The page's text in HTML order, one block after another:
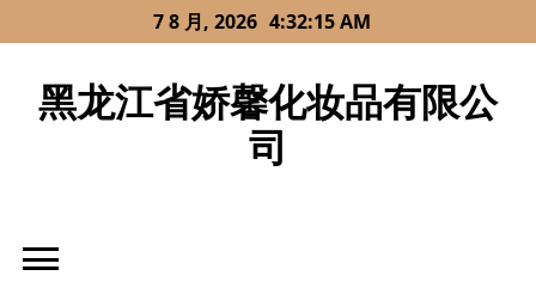
to
7 8 月, 2026 4:32:15 AM
黑龙江省娇馨化妆品有限公
司